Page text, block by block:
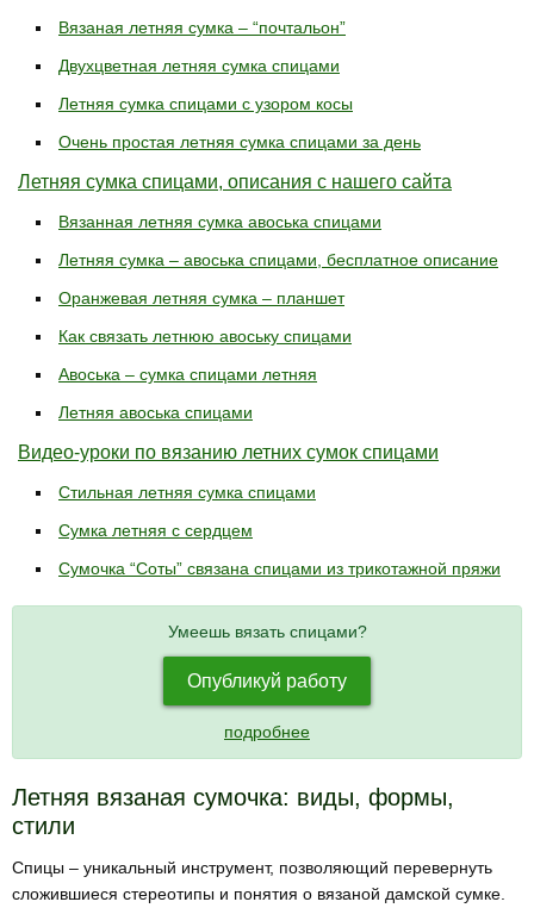
Вязаная летняя сумка – “почтальон”
Двухцветная летняя сумка спицами
Летняя сумка спицами с узором косы
Очень простая летняя сумка спицами за день
Летняя сумка спицами, описания с нашего сайта
Вязанная летняя сумка авоська спицами
Летняя сумка – авоська спицами, бесплатное описание
Оранжевая летняя сумка – планшет
Как связать летнюю авоську спицами
Авоська – сумка спицами летняя
Летняя авоська спицами
Видео-уроки по вязанию летних сумок спицами
Стильная летняя сумка спицами
Сумка летняя с сердцем
Сумочка “Соты” связана спицами из трикотажной пряжи
Умеешь вязать спицами?
Опубликуй работу
подробнее
Летняя вязаная сумочка: виды, формы,
стили
Спицы – уникальный инструмент, позволяющий перевернуть
сложившиеся стереотипы и понятия о вязаной дамской сумке.